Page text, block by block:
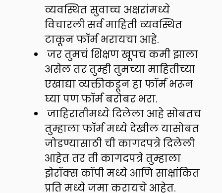
व्यवस्थित सुवाच्च अक्षरांमध्ये
विचारली सर्व माहिती व्यवस्थित
टाकून फॉर्म भरायचा आहे.
जर तुमचं शिक्षण खूपच कमी झाला
असेल तर तुम्ही तुमच्या माहितीच्या
एखाद्या व्यक्तीकडून हा फॉर्म भरून
घ्या पण फॉर्म बरोबर भरा.
जाहिरातीमध्ये दिलेला आहे सोबतच
तुम्हाला फॉर्म मध्ये देखील यासोबत
जोडण्यासाठी ची कागदपत्रे दिलेली
आहेत तर ती कागदपत्रे तुम्हाला
झेरॉक्स कॉपी मध्ये आणि साक्षांकित
प्रति मध्ये जमा करायचे आहेत.